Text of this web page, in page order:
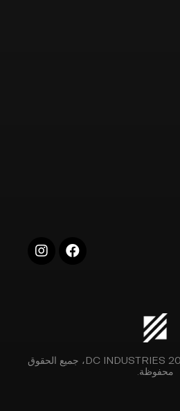
حقوق الطبع والنشر ©2024 DC INDUSTRIES، جميع الحقوق
محفوظة.